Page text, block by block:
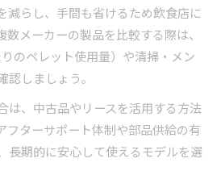
減らし、手間も省けるため飲食店に
メーカーの製品を比較する際は、
のペレット使用量）や清掃・メン
しましょう。
は、中古品やリースを活用する方法
フターサポート体制や部品供給の有
長期的に安心して使えるモデルを選